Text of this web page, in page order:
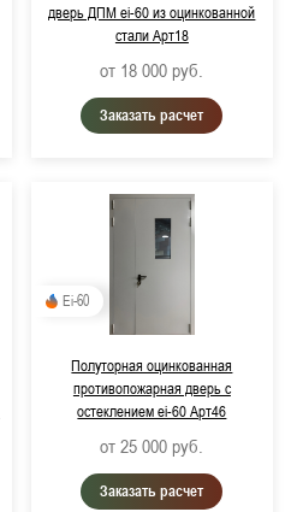
дверь ДПМ ei-60 из оцинкованной
стали Арт18
от 18 000 руб.
Заказать расчет
Ei-60
Полуторная оцинкованная
противопожарная дверь с
остеклением ei-60 Арт46
от 25 000 руб.
Заказать расчет